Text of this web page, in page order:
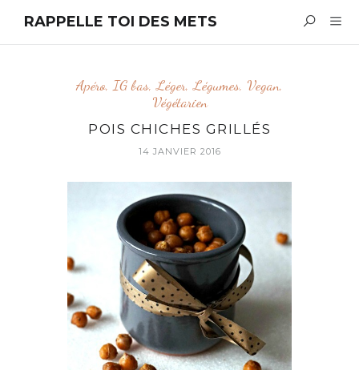
RAPPELLE TOI DES METS
Apéro, IG bas,Léger,Légumes, Vegan,
Végétarien
POIS CHICHES GRILLÉS
14 JANVIER 2016